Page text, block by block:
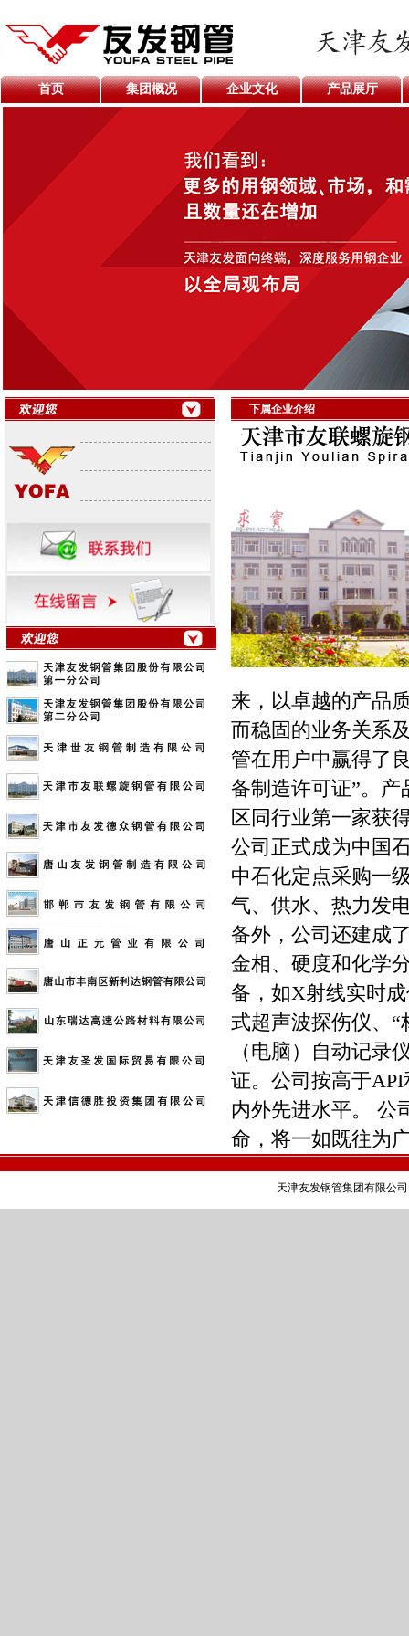
首页 集团概况 企业文化 产品展厅
下属企业介绍
来，以卓越的产品
而稳固的业务关系
管在用户中赢得了
备制造许可证”。产
区同行业第一家获
公司正式成为中国
中石化定点采购一
气、供水、热力发
备外，公司还建成
金相、硬度和化学
备，如X射线实时
式超声波探伤仪、
（电脑）自动记录
证。公司按高于
内外先进水平。 公
命，将一如既往为
天津友发钢管集团有限公司